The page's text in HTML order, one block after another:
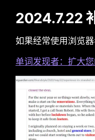
2024.7.22
如果经常使用浏览
单词发现者：扩大